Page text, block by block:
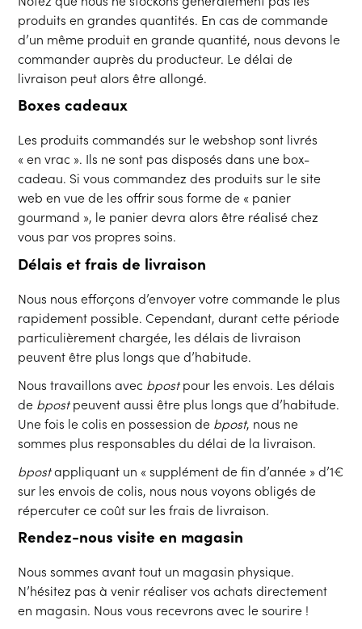
produits en grandes quantités. En cas de commande
d’un même produit en grande quantité, nous devons le
commander auprès du producteur. Le délai de
livraison peut alors être allongé.
Boxes cadeaux
Les produits commandés sur le webshop sont livrés
« en vrac ». Ils ne sont pas disposés dans une box-
cadeau. Si vous commandez des produits sur le site
web en vue de les offrir sous forme de « panier
gourmand », le panier devra alors être réalisé chez
vous par vos propres soins.
Délais et frais de livraison
Nous nous efforçons d’envoyer votre commande le plus
rapidement possible. Cependant, durant cette période
particulièrement chargée, les délais de livraison
peuvent être plus longs que d’habitude.
Nous travaillons avec bpostpour les envois. Les délais
de bpostpeuvent aussi être plus longs que d’habitude.
Une fois le colis en possession de bpost, nous ne
sommes plus responsables du délai de la livraison.
bpostappliquant un « supplément de fin d’année » d’1€
sur les envois de colis, nous nous voyons obligés de
répercuter ce coût sur les frais de livraison.
Rendez-nous visite en magasin
Nous sommes avant tout un magasin physique.
N’hésitez pas à venir réaliser vos achats directement
en magasin. Nous vous recevrons avec le sourire !